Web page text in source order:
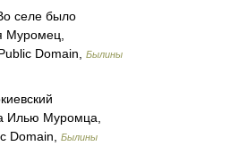
селе было
Муромец,
Domain,
Былины
Илью Муромца,
Domain,
Былины